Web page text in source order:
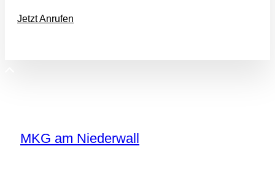
Jetzt Anrufen
MKG am Niederwall